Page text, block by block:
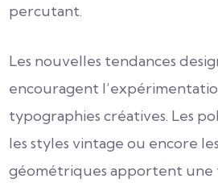
percutant.
Les nouvelles tendances
encouragent
typographies créatives. Les
les styles vintage ou encore
géométriques apportent une